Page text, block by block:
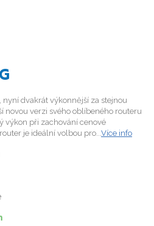
nyní dvakrát výkonnější za stejnou
novou verzi svého oblíbeného routeru
výkon při zachování cenové
je ideální volbou pro...Více info